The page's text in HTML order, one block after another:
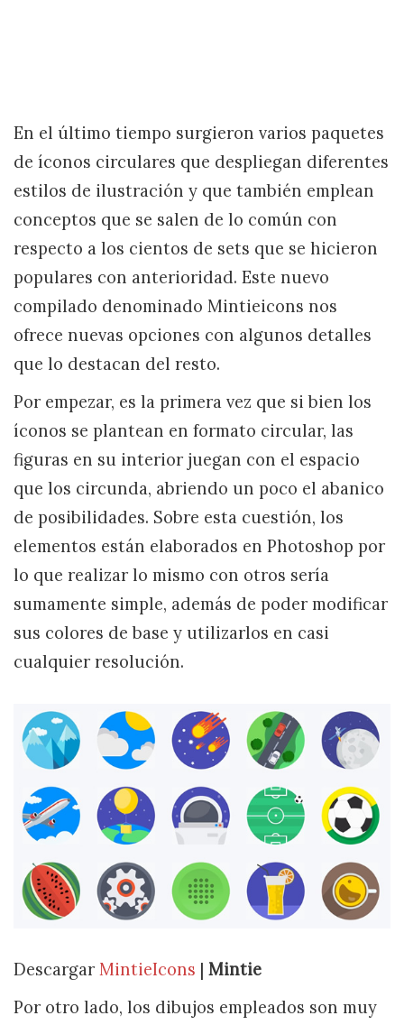
En el último tiempo surgieron varios paquetes
de íconos circulares que despliegan diferentes
estilos de ilustración y que también emplean
conceptos que se salen de lo común con
respecto a los cientos de sets que se hicieron
populares con anterioridad. Este nuevo
compilado denominado Mintieicons nos
ofrece nuevas opciones con algunos detalles
que lo destacan del resto.
Por empezar, es la primera vez que si bien los
íconos se plantean en formato circular, las
figuras en su interior juegan con el espacio
que los circunda, abriendo un poco el abanico
de posibilidades. Sobre esta cuestión, los
elementos están elaborados en Photoshop por
lo que realizar lo mismo con otros sería
sumamente simple, además de poder modificar
sus colores de base y utilizarlos en casi
cualquier resolución.
Descargar MintieIcons | Mintie
Por otro lado, los dibujos empleados son muy